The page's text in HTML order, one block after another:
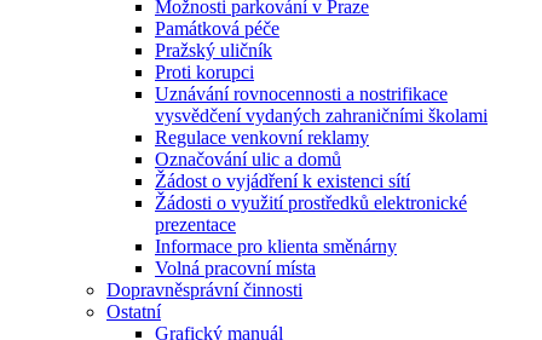
Možnosti parkování v Praze
Památková péče
Pražský uličník
Proti korupci
Uznávání rovnocennosti a nostrifikace
vysvědčení vydaných zahraničními školami
Regulace venkovní reklamy
Označování ulic a domů
Žádost o vyjádření k existenci sítí
Žádosti o využití prostředků elektronické
prezentace
Informace pro klienta směnárny
Volná pracovní místa
Dopravněsprávní činnosti
Ostatní
Grafický manuál